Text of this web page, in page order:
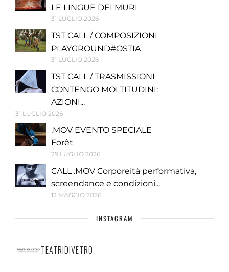
LE LINGUE DEI MURI
31 LUGLIO 2026
TST CALL / COMPOSIZIONI
PLAYGROUND#OSTIA
31 LUGLIO 2026
TST CALL / TRASMISSIONI
CONTENGO MOLTITUDINI:
AZIONI...
31 LUGLIO 2026
.MOV EVENTO SPECIALE
Forêt
29 LUGLIO 2026
CALL .MOV Corporeità performativa,
screendance e condizioni...
12 MAGGIO 2026
INSTAGRAM
TEATRIDIVETRO